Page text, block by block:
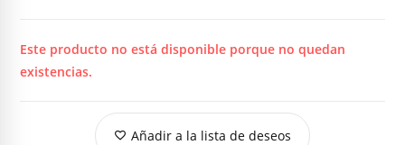
Este producto no está disponible porque no quedan
existencias.
Añadir a la lista de deseos